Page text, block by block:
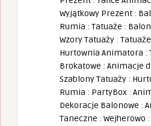
Wyjątkowy Prezent :
Rumia : Tatuaże :
Wzory Tatuaży :
Hurtownia Animatora :
Brokatowe : Animacje
Szablony Tatuaży :
Rumia : PartyBox :
Dekoracje Balonowe :
Taneczne : Wejherowo :